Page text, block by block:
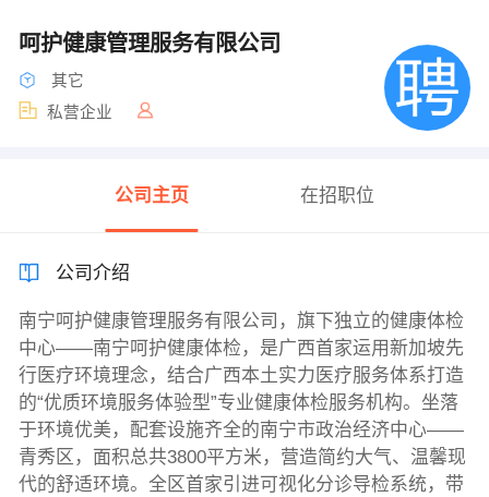
呵护健康管理服务有限公司
其它
私营企业
公司主页 在招职位
公司介绍
南宁呵护健康管理服务有限公司，旗下独立的健康体检
中心——南宁呵护健康体检，是广西首家运用新加坡先
行医疗环境理念，结合广西本土实力医疗服务体系打造
的“优质环境服务体验型”专业健康体检服务机构。坐落
于环境优美，配套设施齐全的南宁市政治经济中心——
青秀区，面积总共3800平方米，营造简约大气、温馨现
代的舒适环境。全区首家引进可视化分诊导检系统，带